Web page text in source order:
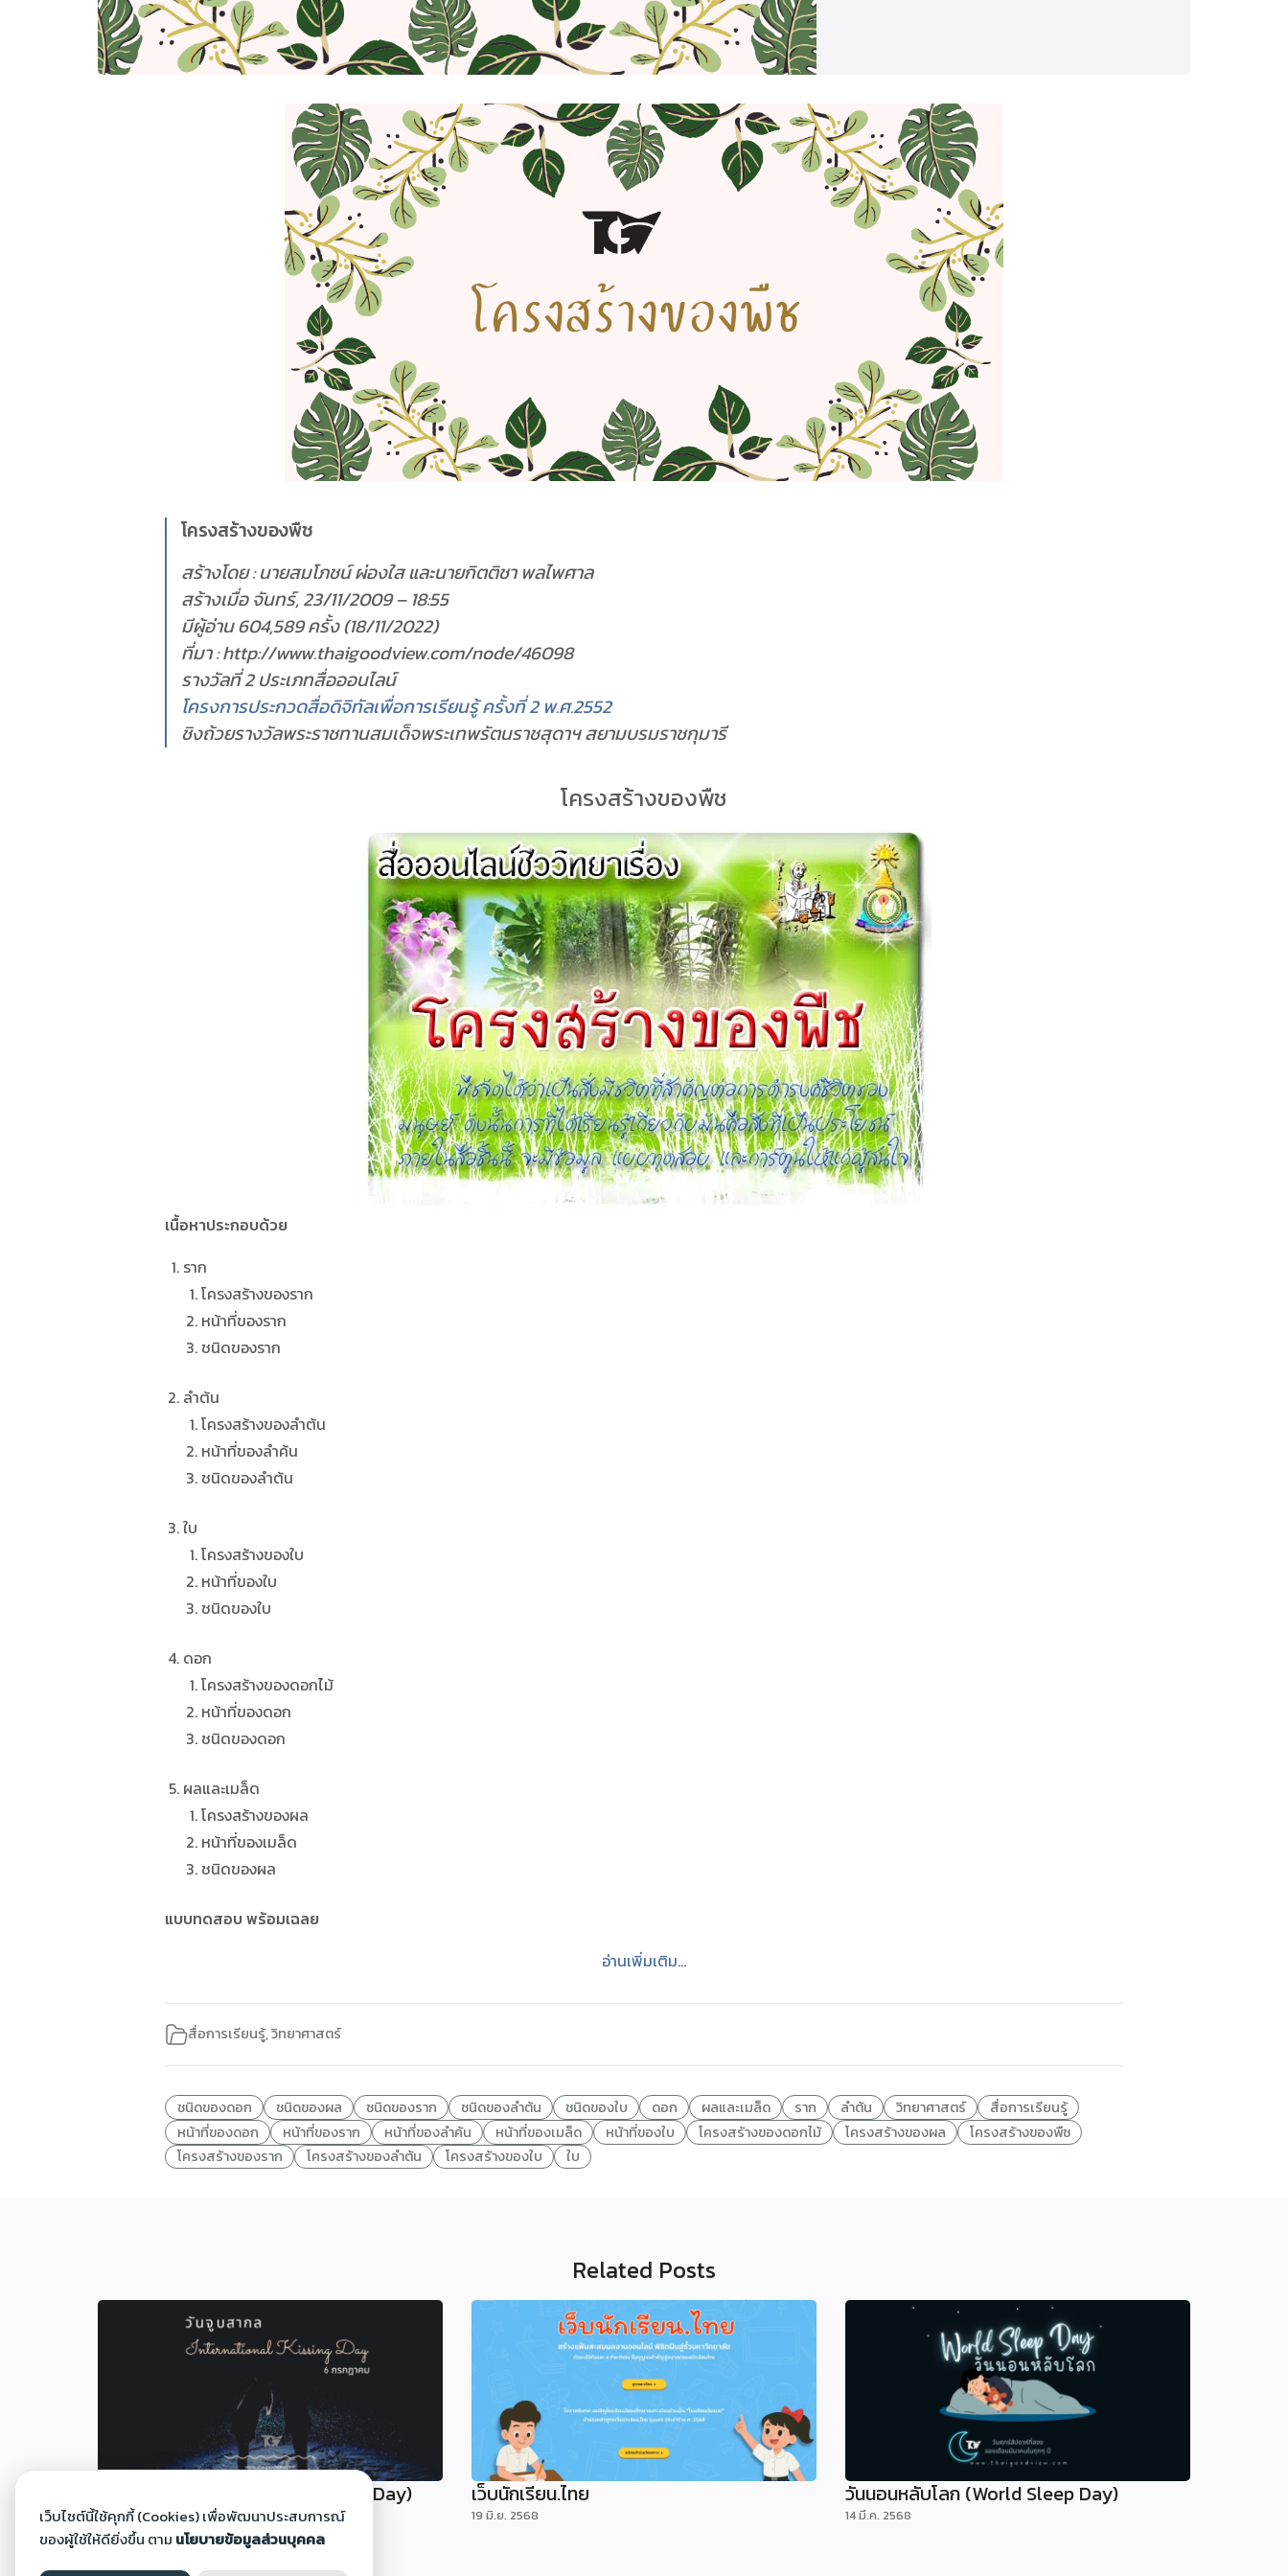
โครงสร้างของพืช
สร้างโดย : นายสมโภชน์ ผ่องใส และนายกิตติชา พลไพศาล
สร้างเมื่อ จันทร์, 23/11/2009 – 18:55
มีผู้อ่าน 604,589 ครั้ง (18/11/2022)
ที่มา : http://www.thaigoodview.com/node/46098
รางวัลที่ 2 ประเภทสื่อออนไลน์
โครงการประกวดสื่อดิจิทัลเพื่อการเรียนรู้ ครั้งที่ 2 พ.ศ.2552
ชิงถ้วยรางวัลพระราชทานสมเด็จพระเทพรัตนราชสุดาฯ สยามบรมราชกุมารี
โครงสร้างของพืช
เนื้อหาประกอบด้วย
ราก
โครงสร้างของราก
หน้าที่ของราก
ชนิดของราก
ลำต้น
โครงสร้างของลำต้น
หน้าที่ของลำค้น
ชนิดของลำต้น
ใบ
โครงสร้างของใบ
หน้าที่ของใบ
ชนิดของใบ
ดอก
โครงสร้างของดอกไม้
หน้าที่ของดอก
ชนิดของดอก
ผลและเมล็ด
โครงสร้างของผล
หน้าที่ของเมล็ด
ชนิดของผล
แบบทดสอบ พร้อมเฉลย
อ่านเพิ่มเติม...
สื่อการเรียนรู้,วิทยาศาสตร์
ชนิดของดอก ชนิดของผล ชนิดของราก ชนิดของลำต้น ชนิดของใบ ดอก ผลและเมล็ด ราก ลำต้น วิทยาศาสตร์
สื่อการเรียนรู้
หน้าที่ของดอก
หน้าที่ของราก หน้าที่ของลำค้น หน้าที่ของเมล็ด หน้าที่ของใบ โครงสร้างของดอกไม้ โครงสร้างของผล
โครงสร้างของพืช
โครงสร้างของราก
โครงสร้างของลำต้น โครงสร้างของใบ ใบ
Related Posts
วันจูบสากล (International Kissing Day)
30 มิ.ย. 2568
เว็บนักเรียน.ไทย
19 มิ.ย. 2568
วันนอนหลับโลก (World Sleep Day)
14 มี.ค. 2568
เว็บไซต์นี้ใช้คุกกี้ (Cookies) เพื่อพัฒนาประสบการณ์
ของผู้ใช้ให้ดียิ่งขึ้น ตาม นโยบายข้อมูลส่วนบุคคล